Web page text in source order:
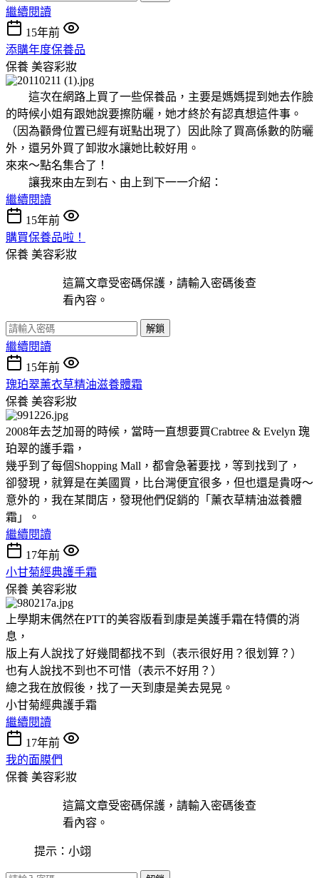
繼續閱讀
15年前
添購年度保養品
保養 美容彩妝
這次在網路上買了一些保養品，主要是媽媽提到她去作臉
的時候小姐有跟她說要擦防曬，她才終於有認真想這件事。
（因為顴骨位置已經有斑點出現了）因此除了買高係數的防曬
外，還另外買了卸妝水讓她比較好用。
來來～點名集合了！
讓我來由左到右、由上到下一一介紹：
繼續閱讀
15年前
購買保養品啦！
保養 美容彩妝
這篇文章受密碼保護，請輸入密碼後查
看內容。
解鎖
繼續閱讀
15年前
瑰珀翠薰衣草精油滋養體霜
保養 美容彩妝
2008年去芝加哥的時候，當時一直想要買Crabtree & Evelyn 瑰
珀翠的護手霜，
幾乎到了每個Shopping Mall，都會急著要找，等到找到了，
卻發現，就算是在美國買，比台灣便宜很多，但也還是貴呀～
意外的，我在某間店，發現他們促銷的「薰衣草精油滋養體
霜」。
繼續閱讀
17年前
小甘菊經典護手霜
保養 美容彩妝
上學期末偶然在PTT的美容版看到康是美護手霜在特價的消
息，
版上有人說找了好幾間都找不到（表示很好用？很划算？）
也有人說找不到也不可惜（表示不好用？）
總之我在放假後，找了一天到康是美去晃晃。
小甘菊經典護手霜
繼續閱讀
17年前
我的面膜們
保養 美容彩妝
這篇文章受密碼保護，請輸入密碼後查
看內容。
提示：小翊